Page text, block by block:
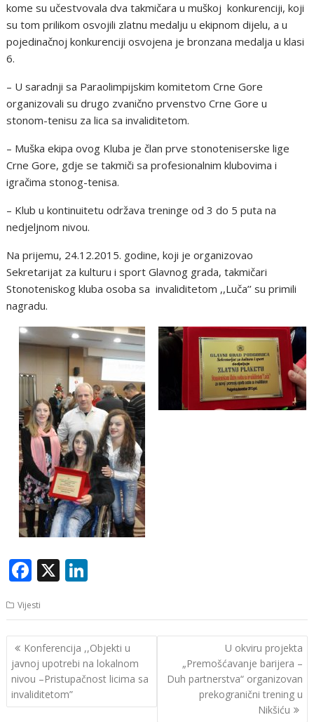
kome su učestvovala dva takmičara u muškoj konkurenciji, koji
su tom prilikom osvojili zlatnu medalju u ekipnom dijelu, a u
pojedinačnoj konkurenciji osvojena je bronzana medalja u klasi
6.
– U saradnji sa Paraolimpijskim komitetom Crne Gore
organizovali su drugo zvanično prvenstvo Crne Gore u
stonom-tenisu za lica sa invaliditetom.
– Muška ekipa ovog Kluba je član prve stonoteniserske lige
Crne Gore, gdje se takmiči sa profesionalnim klubovima i
igračima stonog-tenisa.
– Klub u kontinuitetu održava treninge od 3 do 5 puta na
nedjeljnom nivou.
Na prijemu, 24.12.2015. godine, koji je organizovao
Sekretarijat za kulturu i sport Glavnog grada, takmičari
Stonoteniskog kluba osoba sa invaliditetom ,,Luča’’ su primili
nagradu.
F
ac
e
b
o
o
k
X
k
e
dI
n
Vijesti
Navigacija
članaka
Konferencija ,,Objekti u
javnoj upotrebi na lokalnom
nivou –Pristupačnost licima sa
invaliditetom”
U okviru projekta
„Premošćavanje barijera –
Duh partnerstva“ organizovan
prekogranični trening u
Nikšiću